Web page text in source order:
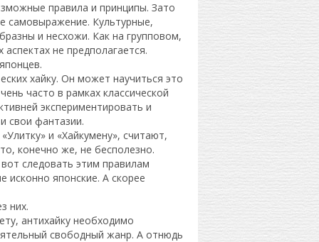
правила и принципы. Зато
самовыражение. Культурные,
и несхожи. Как на групповом,
не предполагается.
хайку. Он может научиться это
часто в рамках классической
экспериментировать и
свои фантазии.
и «Хайкумену», считают,
конечно же, не бесполезно.
следовать этим правилам
исконно японские. А скорее
них.
антихайку необходимо
свободный жанр. А отнюдь